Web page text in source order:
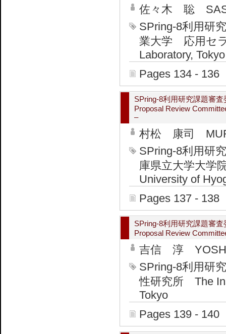
佐々木 聡
SPring-8利用研
業大学 応用セ
Laboratory,
Pages 134 - 136
SPring-8利用研究課題審
Proposal Review
–
村松 康司
SPring-8利用研
庫県立大学大学
University of
Pages 137 - 138
SPring-8利用研究課題審
Proposal Review
吉信 淳
SPring-8利用研
性研究所 The
Tokyo
Pages 139 - 140